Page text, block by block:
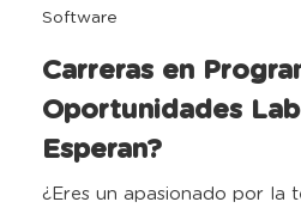
Software
Carreras en
Oportunidades
Esperan?
¿Eres un apasionado por la